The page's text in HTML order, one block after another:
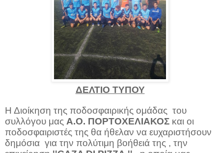
ΔΕΛΤΙΟ ΤΥΠΟΥ
Η Διοίκηση της ποδοσφαιρικής ομάδας του
συλλόγου μας Α.Ο. ΠΟΡΤΟΧΕΛΙΑΚΟΣ και οι
ποδοσφαιριστές της θα ήθελαν να ευχαριστήσουν
δημόσια για την πολύτιμη βοήθειά της , την